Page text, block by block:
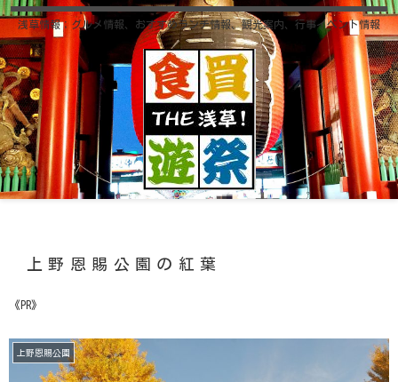
浅草情報；グルメ情報、おすすめランチ情報、観光案内、行事イベント情報
上野恩賜公園の紅葉
《PR》
上野恩賜公園